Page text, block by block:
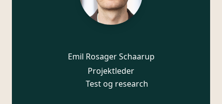
Emil Rosager Schaarup
Projektleder
Test og research